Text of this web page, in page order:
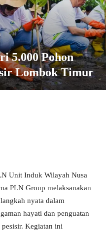
5.000 Pohon
Lombok Timur
Unit Induk Wilayah Nusa
PLN Group melaksanakan
nyata dalam
hayati dan penguatan
Kegiatan ini